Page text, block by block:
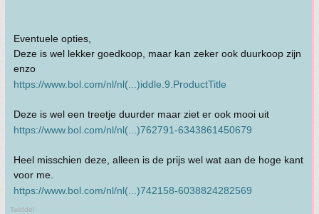
Eventuele opties,
Deze is wel lekker goedkoop, maar kan zeker ook duurkoop zijn
enzo
https://www.bol.com/nl/nl(...)iddle.9.ProductTitle
Deze is wel een treetje duurder maar ziet er ook mooi uit
https://www.bol.com/nl/nl(...)762791-6343861450679
Heel misschien deze, alleen is de prijs wel wat aan de hoge kant
voor me.
https://www.bol.com/nl/nl(...)742158-6038824282569
Twiddel